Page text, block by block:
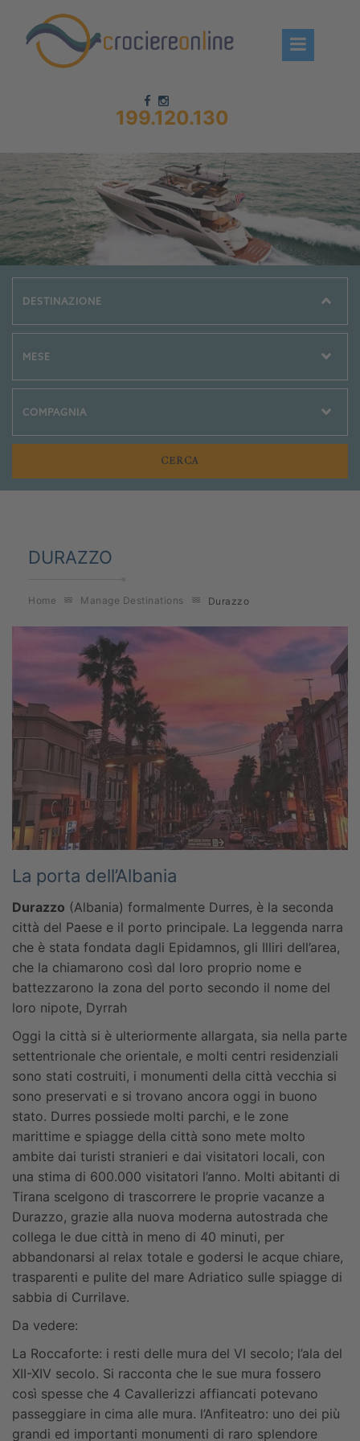
199.120.130
Chi siamo – CrociereOnLine
Destinazioni Crociere
Prenota crociere
News
DURAZZO
Home Manage Destinations Durazzo
La porta dell’Albania
Durazzo (Albania) formalmente Durres, è la seconda
città del Paese e il porto principale. La leggenda narra
che è stata fondata dagli Epidamnos, gli Illiri dell’area,
che la chiamarono così dal loro proprio nome e
battezzarono la zona del porto secondo il nome del
loro nipote, Dyrrah
Oggi la città si è ulteriormente allargata, sia nella parte
settentrionale che orientale, e molti centri residenziali
sono stati costruiti, i monumenti della città vecchia si
sono preservati e si trovano ancora oggi in buono
stato. Durres possiede molti parchi, e le zone
marittime e spiagge della città sono mete molto
ambite dai turisti stranieri e dai visitatori locali, con
una stima di 600.000 visitatori l’anno. Molti abitanti di
Tirana scelgono di trascorrere le proprie vacanze a
Durazzo, grazie alla nuova moderna autostrada che
collega le due città in meno di 40 minuti, per
abbandonarsi al relax totale e godersi le acque chiare,
trasparenti e pulite del mare Adriatico sulle spiagge di
sabbia di Currilave.
Da vedere:
La Roccaforte: i resti delle mura del VI secolo; l’ala del
XII-XIV secolo. Si racconta che le sue mura fossero
così spesse che 4 Cavallerizzi affiancati potevano
passeggiare in cima alle mura. l’Anfiteatro: uno dei più
grandi ed importanti monumenti di raro splendore